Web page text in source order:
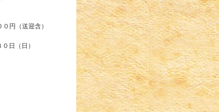
円（送迎含）
日（日）